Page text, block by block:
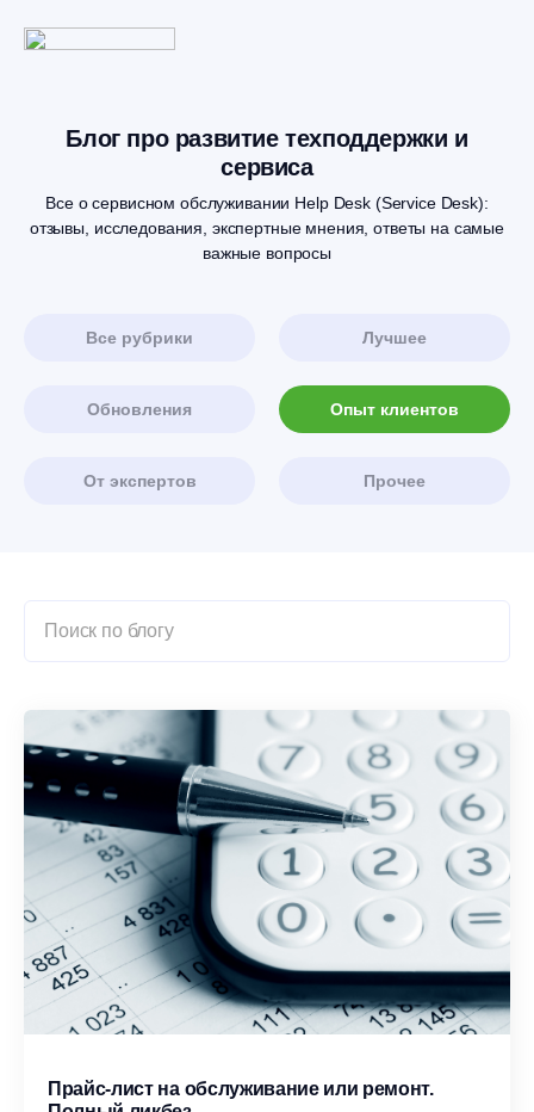
Блог про развитие техподдержки и
сервиса
Все о сервисном обслуживании Help Desk (Service Desk):
отзывы, исследования, экспертные мнения, ответы на самые
важные вопросы
Все рубрики Лучшее
Обновления Опыт клиентов
От экспертов Прочее
Прайс-лист на обслуживание или ремонт.